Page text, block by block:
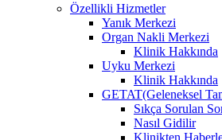
Özellikli Hizmetler
Yanık Merkezi
Organ Nakli Merkezi
Klinik Hakkında
Uyku Merkezi
Klinik Hakkında
GETAT(Geleneksel
Sıkça Sorulan
Nasıl Gidilir
Klinikten